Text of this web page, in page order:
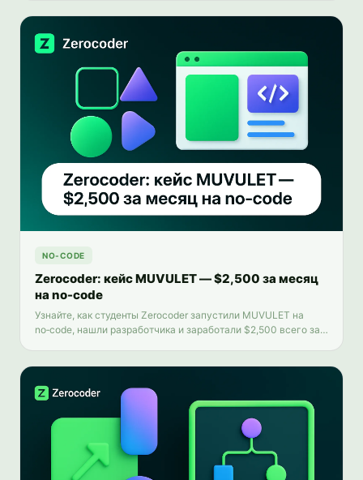
NO-CODE
Zerocoder: кейс MUVULET — $2,500 за месяц
на no-code
Узнайте, как студенты Zerocoder запустили MUVULET на
no‑code, нашли разработчика и заработали $2,500 всего за